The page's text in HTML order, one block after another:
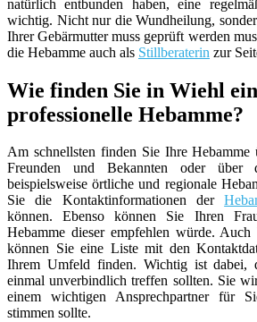
natürlich entbunden haben, eine
wichtig. Nicht nur die Wundheilung,
Ihrer Gebärmutter muss geprüft werden
die Hebamme auch als Stillberaterin zur
Wie finden Sie in Wiehl
professionelle Hebamme?
Am schnellsten finden Sie Ihre Hebamme
Freunden und Bekannten oder über
beispielsweise örtliche und regionale
Sie die Kontaktinformationen der
können. Ebenso können Sie Ihren
Hebamme dieser empfehlen würde.
können Sie eine Liste mit den
Ihrem Umfeld finden. Wichtig ist dabei,
einmal unverbindlich treffen sollten. Sie
einem wichtigen Ansprechpartner für
stimmen sollte.